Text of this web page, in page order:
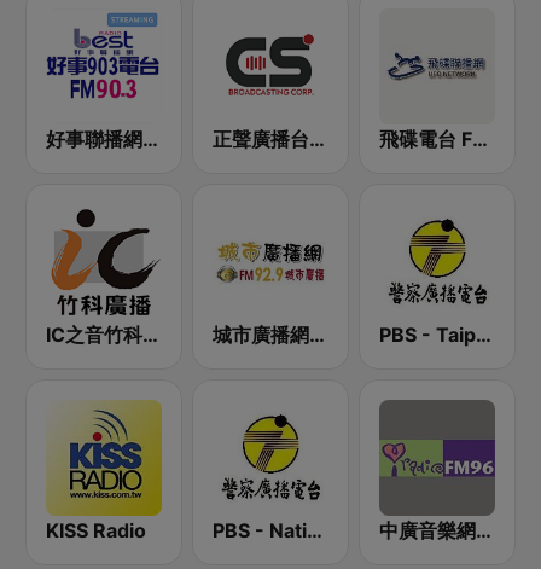
好事聯播網 Best Radio FM90.3 正聲廣播台北調頻台 (CSBC FM Radio) 飛碟電台 FM92.1
IC之音竹科廣播 FM97.5 城市廣播網 FM 92.9 城市廣播 PBS - Taipei Sub-Station
KISS Radio PBS - National Transportation 中廣音樂網 i Radio FM96.3